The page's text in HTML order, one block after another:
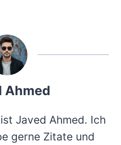
Ahmed
Javed Ahmed. Ich
gerne Zitate und